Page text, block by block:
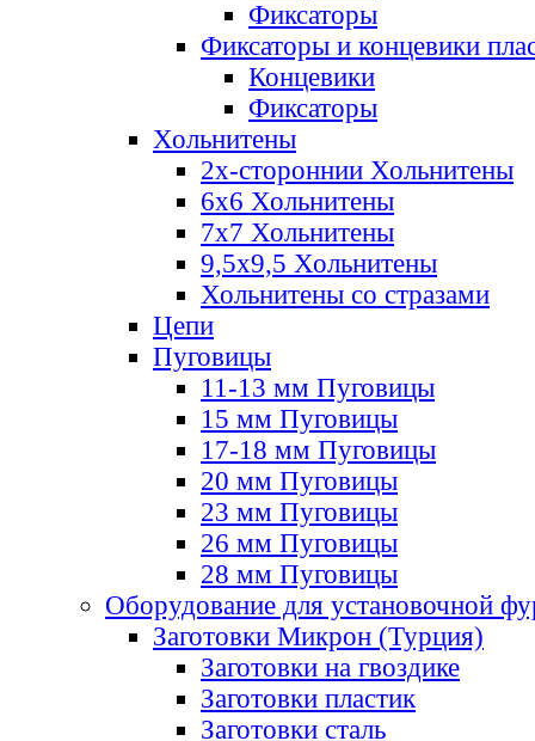
Фиксаторы
Фиксаторы и концевики
Концевики
Фиксаторы
Хольнитены
2х-стороннии Хольнитены
6х6 Хольнитены
7х7 Хольнитены
9,5х9,5 Хольнитены
Хольнитены со стразами
Цепи
Пуговицы
11-13 мм Пуговицы
15 мм Пуговицы
17-18 мм Пуговицы
20 мм Пуговицы
23 мм Пуговицы
26 мм Пуговицы
28 мм Пуговицы
Оборудование для установочной
Заготовки Микрон (Турция)
Заготовки на гвоздике
Заготовки пластик
Заготовки сталь